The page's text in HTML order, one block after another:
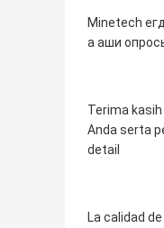
Minetech
а аши
Terima
Anda serta
detail
La calidad